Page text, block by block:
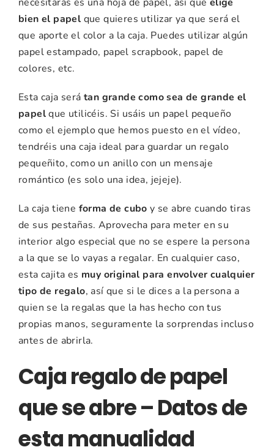
bien el papel que quieres utilizar ya que será el
que aporte el color a la caja. Puedes utilizar algún
papel estampado, papel scrapbook, papel de
colores, etc.
Esta caja será tan grande como sea de grande el
papelque utilicéis. Si usáis un papel pequeño
como el ejemplo que hemos puesto en el vídeo,
tendréis una caja ideal para guardar un regalo
pequeñito, como un anillo con un mensaje
romántico (es solo una idea, jejeje).
La caja tiene forma de cubo y se abre cuando tiras
de sus pestañas. Aprovecha para meter en su
interior algo especial que no se espere la persona
a la que se lo vayas a regalar. En cualquier caso,
esta cajita es muy original para envolver cualquier
tipo de regalo, así que si le dices a la persona a
quien se la regalas que la has hecho con tus
propias manos, seguramente la sorprendas incluso
antes de abrirla.
Caja regalo de papel
que se abre – Datos de
esta manualidad